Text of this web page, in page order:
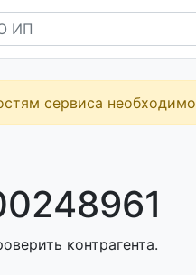
сервиса необходимо
контрагента.